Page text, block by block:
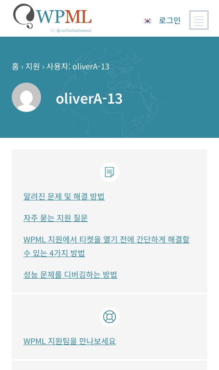
로그인
홈 › 지원 › 사용자: oliverA-13
oliverA-13
알려진 문제 및 해결 방법
자주 묻는 지원 질문
WPML 지원에서 티켓을 열기 전에 간단하게 해결할
수 있는 4가지 방법
성능 문제를 디버깅하는 방법
WPML 지원팀을 만나보세요